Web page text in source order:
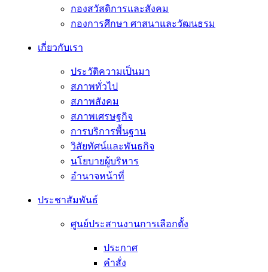
กองสวัสดิการและสังคม
กองการศึกษา ศาสนาและวัฒนธรม
เกี่ยวกับเรา
ประวัติความเป็นมา
สภาพทั่วไป
สภาพสังคม
สภาพเศรษฐกิจ
การบริการพื้นฐาน
วิสัยทัศน์และพันธกิจ
นโยบายผู้บริหาร
อํานาจหน้าที่
ประชาสัมพันธ์
ศูนย์ประสานงานการเลือกตั้ง
ประกาศ
คำสั่ง